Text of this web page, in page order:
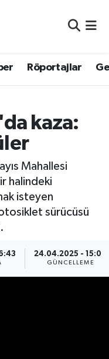
Röportajlar
kaza:
Mahallesi
halindeki
isteyen
sürücüsü
24.04.2025 - 15:00
GÜNCELLEME
Fikstür